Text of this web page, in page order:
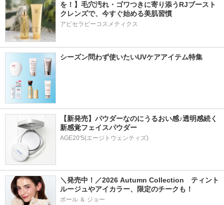
を！】毛穴汚れ・ゴワつきに寄り添うRJブースト
クレンズで、今すぐ始める美肌習慣
アピセラピーコスメティクス
シーズン問わず使いたいUVケアアイテム特集
【新発売】パウダーなのにうるおい感♪透明感続く
新感覚フェイスパウダー
AGE20'S(エージトウェンティズ)
＼発売中！／2026 Autumn Collection　ティント
ルージュやアイカラー、限定のチークも！
ポール ＆ ジョー